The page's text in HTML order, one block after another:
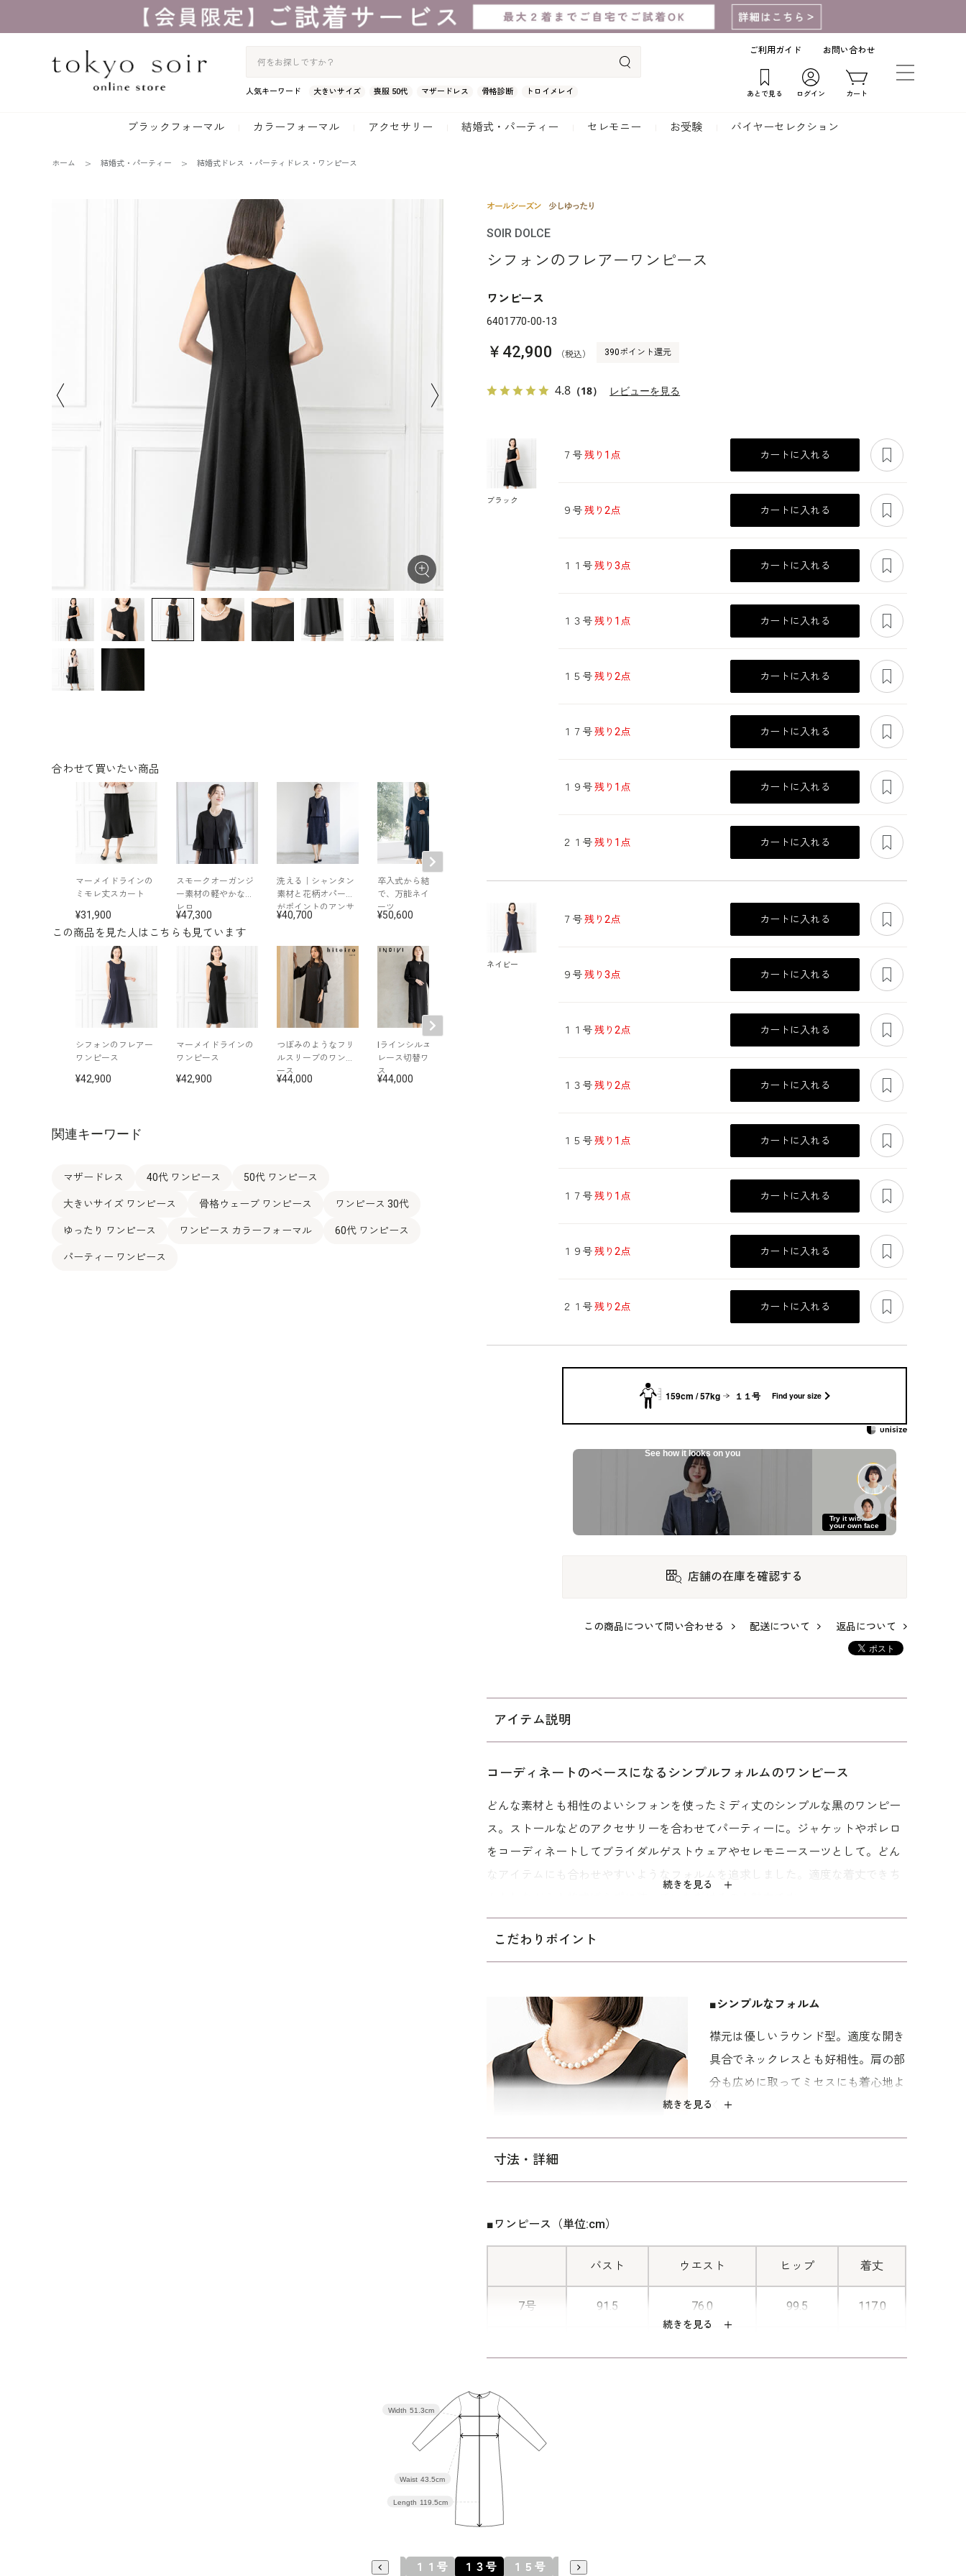
人気キーワード 大きいサイズ 喪服 50代 マザードレス 骨格診断 トロイメレイ
ご利用ガイド お問い合わせ
あとで見る ログイン カート
ブラックフォーマル カラーフォーマル アクセサリー 結婚式・パーティー セレモニー お受験 バイヤーセレクション
ホーム 結婚式・パーティー 結婚式ドレス ・パーティドレス・ワンピース
この商品を見た人はこちらも見ています
シフォンのフレアー
ワンピース
42,900
マーメイドラインの
ワンピース
42,900
つぼみのようなフリ
ルスリーブのワンピ
ース
44,000
Iラインシルエットの
レース切替ワンピー
ス
44,000 44,000
軽やかフォルムのシ
コーディネートし
ジャケット
41,800
軽やかフォルムのシ
39,600
合わせて買いたい商品
マーメイドラインの
ミモレ丈スカート
31,900
スモークオーガンジ
ー素材の軽やかなボ
レロ
47,300
洗える｜シャンタン
素材と花柄オパール
がポイントのアンサ
ンブル
40,700
卒入式から結婚式ま
で、万能ネイビース
ーツ
50,600
洗える｜シャンタン
がポイントのアンサ
40,700
西陣織パーティーバ
47,300
西陣織パーティーバ
マーメイドラインの
35,200
スモークオーガンジ
レロ
47,300
関連キーワード
マザードレス 40代 ワンピース 50代 ワンピース
大きいサイズ ワンピース 骨格ウェーブ ワンピース ワンピース 30代
ゆったり ワンピース ワンピース カラーフォーマル 60代 ワンピース
パーティー ワンピース
SOIR DOLCE
シフォンのフレアーワンピース
ワンピース
6401770-00-13
￥42,900 （税込） 390ポイント還元
4.8 （18） レビューを見る
ブラック
７号残り1点 カートに入れる
９号残り2点 カートに入れる
１１号残り3点 カートに入れる
１３号残り1点 カートに入れる
１５号残り2点 カートに入れる
１７号残り2点 カートに入れる
１９号残り1点 カートに入れる
２１号残り1点 カートに入れる
ネイビー
７号残り2点 カートに入れる
９号残り3点 カートに入れる
１１号残り2点 カートに入れる
１３号残り2点 カートに入れる
１５号残り1点 カートに入れる
１７号残り1点 カートに入れる
１９号残り2点 カートに入れる
２１号残り2点 カートに入れる
159cm / 57kg １１号 Find your size
See how it looks on you
Try it with
your own face
店舗の在庫を確認する
この商品について問い合わせる 配送について 返品について
アイテム説明
続きを見る
コーディネートのベースになるシンプルフォルムのワンピース
どんな素材とも相性のよいシフォンを使ったミディ丈のシンプルな黒のワンピー
ス。ストールなどのアクセサリーを合わせてパーティーに。ジャケットやボレロ
をコーディネートしてブライダルゲストウェアやセレモニースーツとして。どん
なアイテムにも合わせやすいようなフォルムを追求しました。適度な着丈できち
こだわりポイント
続きを見る
■シンプルなフォルム
襟元は優しいラウンド型。適度な開き
具合でネックレスとも好相性。肩の部
分も広めに取ってミセスにも着心地よ
く。
寸法・詳細
続きを見る
■ワンピース（単位:cm）
バスト ウエスト ヒップ 着丈
7号 91.5 76.0 99.5 117.0
13号
Length 119.5cm
Waist 43.5cm
Width 51.3cm
９号 １１号 １３号 １５号 １７号